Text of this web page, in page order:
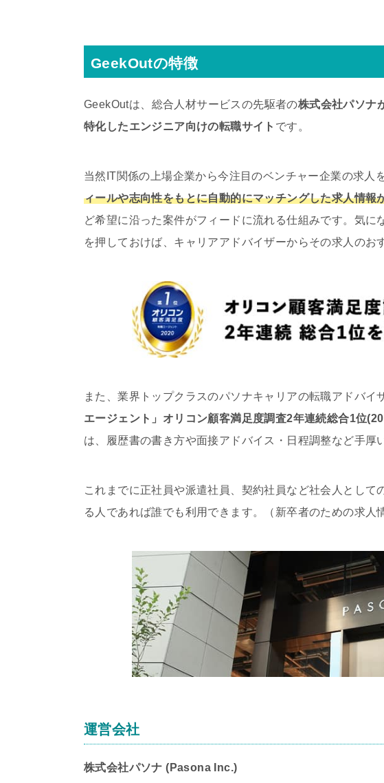
GeekOutの特徴
GeekOutは、総合人材サービスの先駆者の株式会社パソナ
特化したエンジニア向けの転職サイト です。
当然IT関係の上場企業から今注目のベンチャー企業の求人
ィールや志向性をもとに自動的にマッチングした求人情報
ど希望に沿った案件がフィードに流れる仕組みです。気
を押しておけば、キャリアアドバイザーからその求人のお
また、業界トップクラスのパソナキャリアの転職アドバイ
エージェント」オリコン顧客満足度調査2年連続総合1位
は、履歴書の書き方や面接アドバイス・日程調整など手厚
これまでに正社員や派遣社員、契約社員など社会人とし
る人であれば誰でも利用できます。（新卒者のための求人
運営会社
株式会社パソナ (Pasona Inc.)